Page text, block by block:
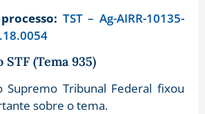
TST – Ag-AIRR-10135-
STF (Tema 935)
Supremo Tribunal Federal fixou
sobre o tema.